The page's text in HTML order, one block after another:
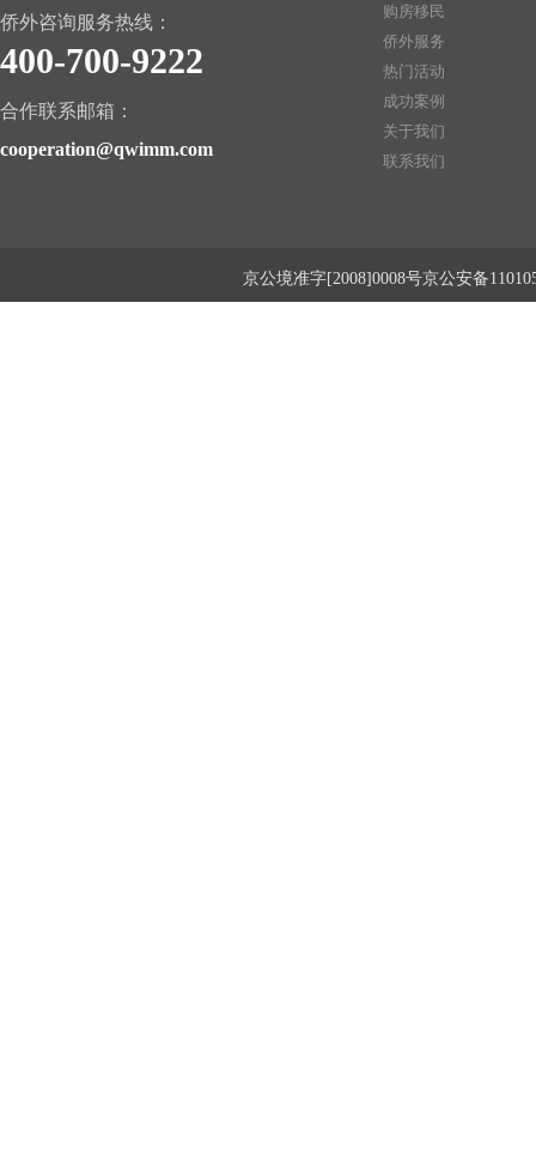
侨外咨询服务热线：
400-700-9222
合作联系邮箱：
cooperation@qwimm.com
购房移民
侨外服务
热门活动
成功案例
关于我们
联系我们
京公境准字[2008]0008号京公安备